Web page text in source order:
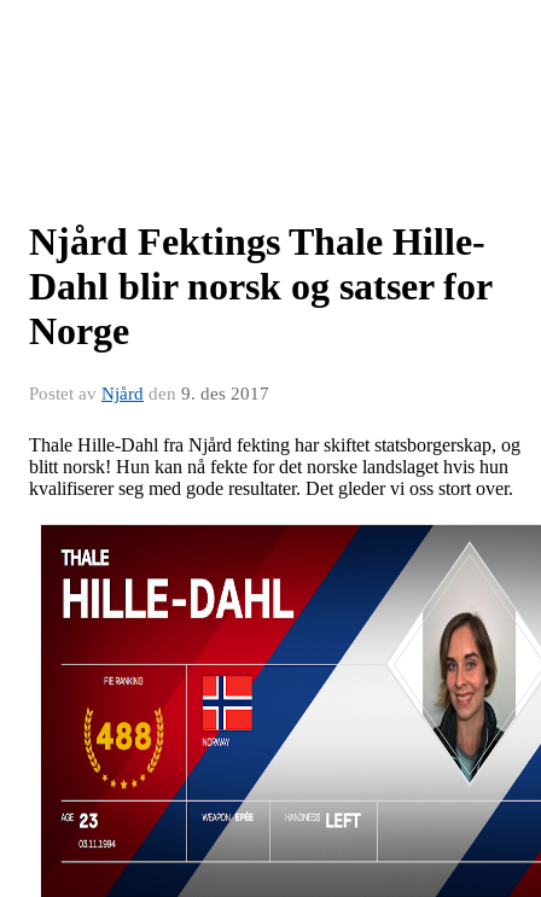
Njård Fektings Thale Hille-
Dahl blir norsk og satser for
Norge
Postet av Njård den 9. des 2017
Thale Hille-Dahl fra Njård fekting har skiftet statsborgerskap, og
blitt norsk! Hun kan nå fekte for det norske landslaget hvis hun
kvalifiserer seg med gode resultater. Det gleder vi oss stort over.